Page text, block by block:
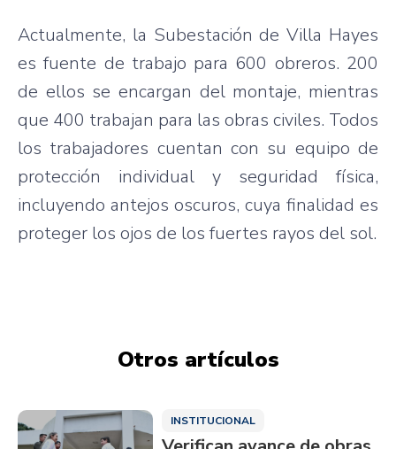
Actualmente, la Subestación de Villa Hayes
es fuente de trabajo para 600 obreros. 200
de ellos seencargan del montaje, mientras
que 400 trabajan para las obras civiles. Todos
los trabajadores cuentan con su equipo de
protección individual y seguridad física,
incluyendo antejos oscuros, cuya finalidad es
proteger los ojos de losfuertes rayos del sol.
Otros artículos
INSTITUCIONAL